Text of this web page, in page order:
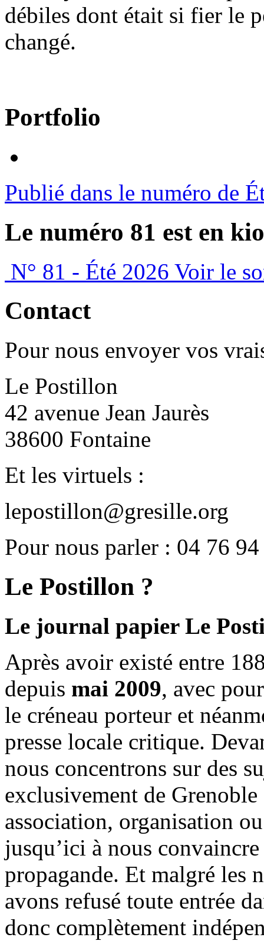
débiles dont était si fier le
changé.
Portfolio
Publié dans le numéro de
Le numéro 81 est en
N° 81 - Été 2026 Voir le
Contact
Pour nous envoyer vos
Le Postillon
42 avenue Jean Jaurès
38600 Fontaine
Et les virtuels :
lepostillon@gresille.org
Pour nous parler : 04 76
Le Postillon ?
Le journal papier Le
Après avoir existé entre
depuis mai 2009, avec
le créneau porteur et
presse locale critique.
nous concentrons sur des
exclusivement de
association, organisation
jusqu’ici à nous
propagande. Et malgré les
avons refusé toute entrée
donc complètement